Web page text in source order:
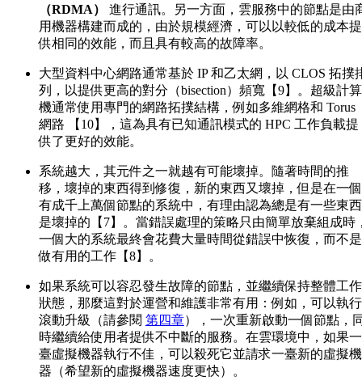
（RDMA）
進行通訊。另一方面，雲服務中的節點是由
用機器構建而成的，由於規模經濟，可以以較低的成本提
供相同的效能，而且具有較高的故障率。
大型資料中心網路通常基於 IP 和乙太網，以 CLOS 拓撲
列，以提供更高的對分（bisection）頻寬【9】。超級計算
機通常使用專門的網路拓撲結構，例如多維網格和 Torus
網路 【10】，這為具有已知通訊模式的 HPC 工作負載提
供了更好的效能。
系統越大，其元件之一就越有可能壞掉。隨著時間的推
移，壞掉的東西得到修復，新的東西又壞掉，但是在一個
有成千上萬個節點的系統中，有理由認為總是有一些東西
是壞掉的【7】。當錯誤處理的策略只由簡單放棄組成時
一個大的系統最終會花費大量時間從錯誤中恢復，而不是
做有用的工作【8】。
如果系統可以容忍發生故障的節點，並繼續保持整體工作
狀態，那麼這對於運營和維護非常有用：例如，可以執行
滾動升級（請參閱 第四章），一次重新啟動一個節點，
時繼續給使用者提供不中斷的服務。在雲環境中，如果一
臺虛擬機器執行不佳，可以殺死它並請求一臺新的虛擬機
器（希望新的虛擬機器速度更快）。